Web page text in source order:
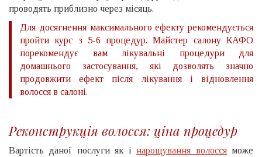
проводять приблизно через місяць.
Для досягнення максимального ефекту рекомендується
пройти курс з 5-6 процедур. Майстер салону КАФО
порекомендує вам лікувальні процедури для
домашнього застосування, які дозволять значно
продовжити ефект після лікування і відновлення
волосся в салоні.
Реконструкція волосся: ціна процедур
Вартість даної послуги як інарощування волоссяможе